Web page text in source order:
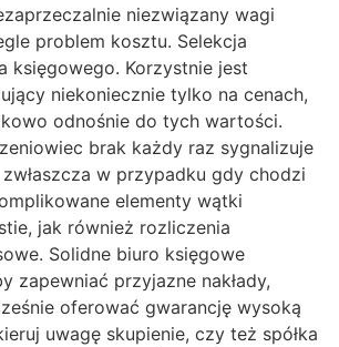
niezwiązany wagi
problem kosztu. Selekcja
księgowego. Korzystnie jest
niekoniecznie tylko na cenach,
odnośnie do tych wartości.
brak każdy raz sygnalizuje
w przypadku gdy chodzi
elementy wątki
jak również rozliczenia
Solidne biuro księgowe
zapewniać przyjazne nakłady,
oferować gwarancję wysoką
uwagę skupienie, czy też spółka